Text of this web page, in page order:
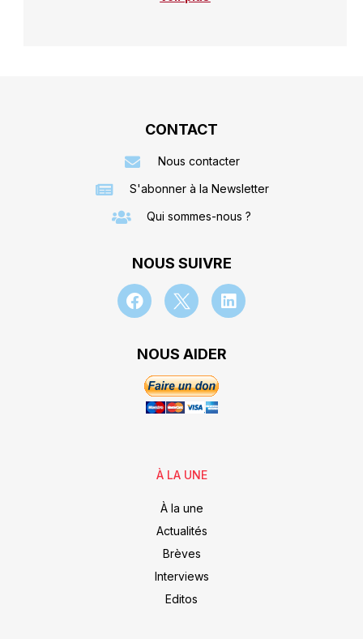
CONTACT
Nous contacter
S'abonner à la Newsletter
Qui sommes-nous ?
NOUS SUIVRE
NOUS AIDER
À LA UNE
À la une
Actualités
Brèves
Interviews
Editos